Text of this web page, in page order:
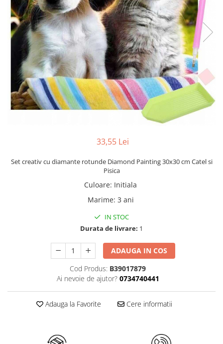
33,55 Lei
Set creativ cu diamante rotunde Diamond Painting 30x30 cm Catel si
Pisica
Culoare: Initiala
Marime: 3 ani
IN STOC
Durata de livrare: 1
ADAUGA IN COS
Cod Produs: B39017879
Ai nevoie de ajutor? 0734740441
Adauga la Favorite Cere informatii